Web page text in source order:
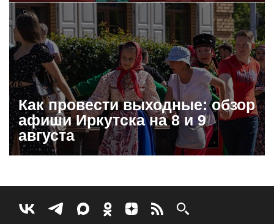
Как провести выходные: обзор
афиши Иркутска на 8 и 9
августа